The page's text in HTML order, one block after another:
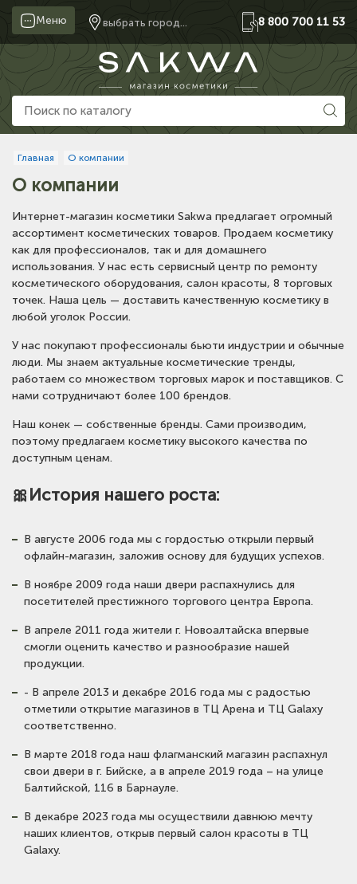
Меню выбрать город... 8 800 700 11 53
Главная О компании
О компании
Интернет-магазин косметики Sakwa предлагает огромный
ассортимент косметических товаров. Продаем косметику
как для профессионалов, так и для домашнего
использования. У нас есть сервисный центр по ремонту
косметического оборудования, салон красоты, 8 торговых
точек. Наша цель — доставить качественную косметику в
любой уголок России.
У нас покупают профессионалы бьюти индустрии и обычные
люди. Мы знаем актуальные косметические тренды,
работаем со множеством торговых марок и поставщиков. С
нами сотрудничают более 100 брендов.
Наш конек — собственные бренды. Сами производим,
поэтому предлагаем косметику высокого качества по
доступным ценам.
🎀История нашего роста:
В августе 2006 года мы с гордостью открыли первый
офлайн-магазин, заложив основу для будущих успехов.
В ноябре 2009 года наши двери распахнулись для
посетителей престижного торгового центра Европа.
В апреле 2011 года жители г. Новоалтайска впервые
смогли оценить качество и разнообразие нашей
продукции.
- В апреле 2013 и декабре 2016 года мы с радостью
отметили открытие магазинов в ТЦ Арена и ТЦ Galaxy
соответственно.
В марте 2018 года наш флагманский магазин распахнул
свои двери в г. Бийске, а в апреле 2019 года – на улице
Балтийской, 116 в Барнауле.
В декабре 2023 года мы осуществили давнюю мечту
наших клиентов, открыв первый салон красоты в ТЦ
Galaxy.